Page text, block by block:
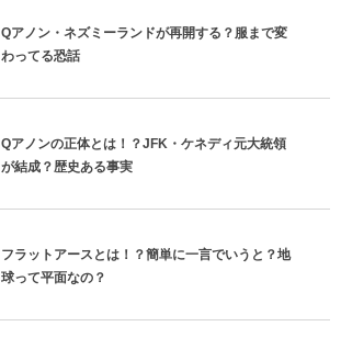
Qアノン・ネズミーランドが再開する？服まで変
わってる恐話
Qアノンの正体とは！？JFK・ケネディ元大統領
が結成？歴史ある事実
フラットアースとは！？簡単に一言でいうと？地
球って平面なの？